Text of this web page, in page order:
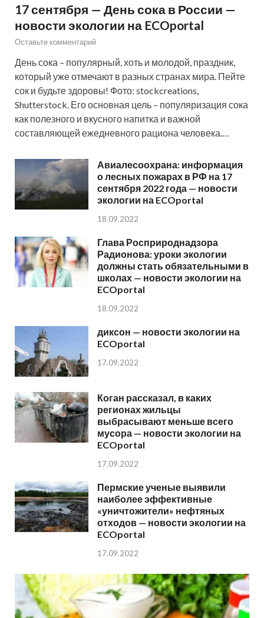
17 сентября — День сока в России —
новости экологии на ECOportal
Оставьте комментарий
День сока – популярный, хоть и молодой, праздник,
который уже отмечают в разных странах мира. Пейте
сок и будьте здоровы! Фото: stockcreations,
Shutterstock. Его основная цель – популяризация сока
как полезного и вкусного напитка и важной
составляющей ежедневного рациона человека.…
Авиалесоохрана: информация
о лесных пожарах в РФ на 17
сентября 2022 года — новости
экологии на ECOportal
18.09.2022
Глава Росприроднадзора
Радионова: уроки экологии
должны стать обязательными в
школах — новости экологии на
ECOportal
18.09.2022
диксон — новости экологии на
ECOportal
17.09.2022
Коган рассказал, в каких
регионах жильцы
выбрасывают меньше всего
мусора — новости экологии на
ECOportal
17.09.2022
Пермские ученые выявили
наиболее эффективные
«уничтожители» нефтяных
отходов — новости экологии на
ECOportal
17.09.2022